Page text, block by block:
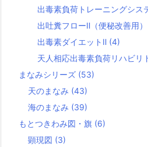
出毒素負荷トレーニングシス
出吐糞フローⅡ（便秘改善用）
出毒素ダイエットⅡ (4)
天人相応出毒素負荷リハビリ
まなみシリーズ (53)
天のまなみ (43)
海のまなみ (39)
もとつきわみ図・旗 (6)
顕現図 (3)